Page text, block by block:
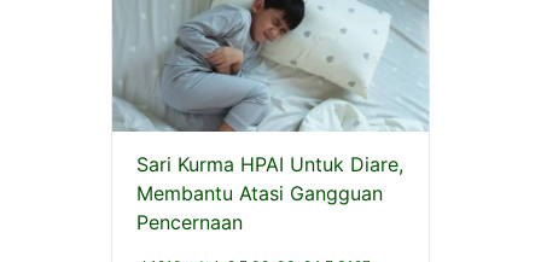
Sari Kurma HPAI Untuk Diare,
Membantu Atasi Gangguan
Pencernaan